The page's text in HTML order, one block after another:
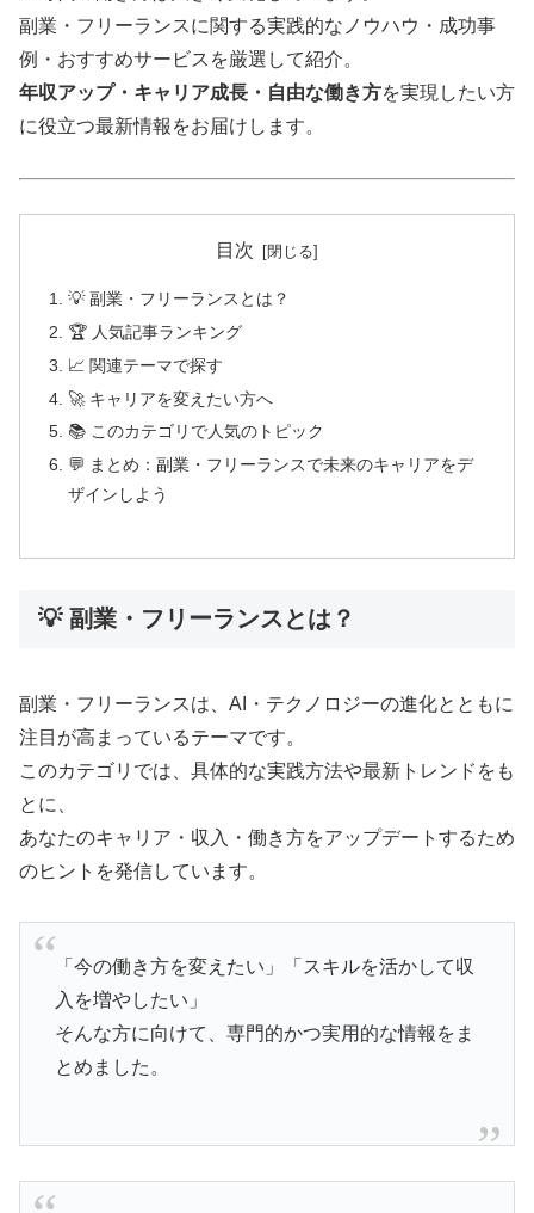
副業・フリーランスに関する実践的なノウハウ・成功事
例・おすすめサービスを厳選して紹介。
年収アップ・キャリア成長・自由な働き方を実現したい方
に役立つ最新情報をお届けします。
目次
💡 副業・フリーランスとは？
🏆 人気記事ランキング
📈 関連テーマで探す
🚀 キャリアを変えたい方へ
📚 このカテゴリで人気のトピック
💬 まとめ：副業・フリーランスで未来のキャリアをデ
ザインしよう
💡 副業・フリーランスとは？
副業・フリーランスは、AI・テクノロジーの進化とともに
注目が高まっているテーマです。
このカテゴリでは、具体的な実践方法や最新トレンドをも
とに、
あなたのキャリア・収入・働き方をアップデートするため
のヒントを発信しています。
「今の働き方を変えたい」「スキルを活かして収
入を増やしたい」
そんな方に向けて、専門的かつ実用的な情報をま
とめました。